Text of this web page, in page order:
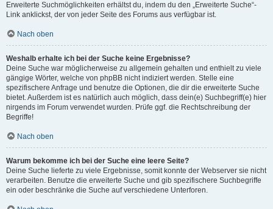
Erweiterte Suchmöglichkeiten erhältst du, indem du den „Erweiterte Suche“-
Link anklickst, der von jeder Seite des Forums aus verfügbar ist.
Nach oben
Weshalb erhalte ich bei der Suche keine Ergebnisse?
Deine Suche war möglicherweise zu allgemein gehalten und enthielt zu viele
gängige Wörter, welche von phpBB nicht indiziert werden. Stelle eine
spezifischere Anfrage und benutze die Optionen, die dir die erweiterte Suche
bietet. Außerdem ist es natürlich auch möglich, dass dein(e) Suchbegriff(e) hier
nirgends im Forum verwendet wurden. Prüfe ggf. die Rechtschreibung der
Begriffe!
Nach oben
Warum bekomme ich bei der Suche eine leere Seite?
Deine Suche lieferte zu viele Ergebnisse, somit konnte der Webserver sie nicht
verarbeiten. Benutze die erweiterte Suche und gib spezifischere Suchbegriffe
ein oder beschränke die Suche auf verschiedene Unterforen.